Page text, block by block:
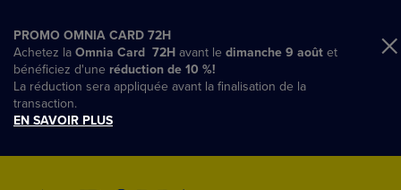
PROMO OMNIA CARD 72H
Achetez la Omnia Card 72H avant le dimanche 9 août et
bénéficiez d'une réduction de 10 %!
La réduction sera appliquée avant la finalisation de la
transaction.
EN SAVOIR PLUS